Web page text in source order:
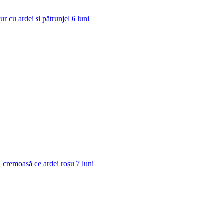
cu ardei și pătrunjel 6 luni
cremoasă de ardei roșu 7 luni